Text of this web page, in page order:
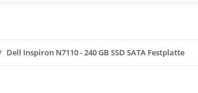
Dell Inspiron N7110 - 240 GB SSD SATA Festplatte